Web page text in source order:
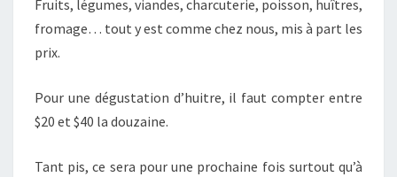
Fruits, légumes, viandes, charcuterie, poisson, huîtres,
fromage… tout y est comme chez nous, mis à part les
prix.
Pour une dégustation d’huitre, il faut compter entre
$20 et $40 la douzaine.
Tant pis, ce sera pour une prochaine fois surtout qu’à